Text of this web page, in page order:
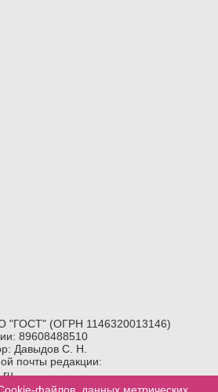
"ГОСТ" (ОГРН 1146320013146)
89608488510
Давыдов С. Н.
почты редакции:
18+